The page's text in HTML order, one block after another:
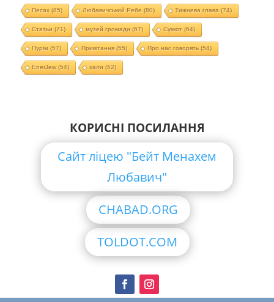
Песах(85) Любавичський Ребе (80) Тижнева глава (74)
Статьи (71) музей громади (67) Суккот (64)
Пурім (57) Привітання(55) Про нас говорять(54)
EnerJew(54) хали (52)
КОРИСНІ ПОСИЛАННЯ
Сайт ліцею "Бейт Менахем
Любавич"
CHABAD.ORG
TOLDOT.COM